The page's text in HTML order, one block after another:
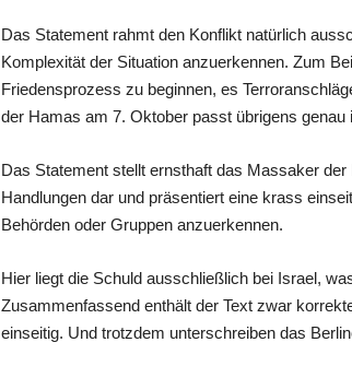
Das Statement rahmt den Konflikt natürlich
Komplexität der Situation anzuerkennen. Zum
Friedensprozess zu beginnen, es
der Hamas am 7. Oktober passt übrigens genau
Das Statement stellt ernsthaft das Massaker
Handlungen dar und präsentiert eine krass
Behörden oder Gruppen anzuerkennen.
Hier liegt die Schuld ausschließlich bei Israel,
Zusammenfassend enthält der Text zwar
einseitig. Und trotzdem unterschreiben das